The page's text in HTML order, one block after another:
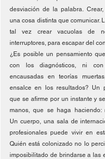
desviación de la palabra.
una cosa distinta que comunicar.
tal vez crear vacuolas de
interruptores, para escapar del
¿Es posible un pensamiento
con los diagnósticos, ni
encausadas en teorías
ensalce en los resultados? Un
que se afirme por un instante y
manos, que se haga haciendo:
Un cuerpo, una sala de
profesionales puede vivir en
Quién está colonizado no lo
imposibilitado de brindarse a las